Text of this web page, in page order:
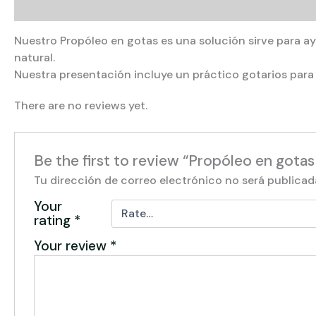
Nuestro Propóleo en gotas es una solución sirve para
natural.
Nuestra presentación incluye un práctico gotarios
There are no reviews yet.
Be the first to review “Propóleo en
Tu dirección de correo electrónico no será
Your
rating *
Your review *